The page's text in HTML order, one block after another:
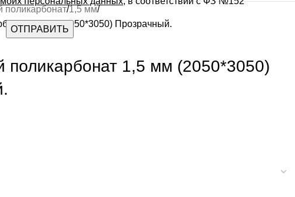
1,5 мм
1,5 мм (2050*3050) Прозрачный.
поликарбонат 1,5 мм (2050*3050)